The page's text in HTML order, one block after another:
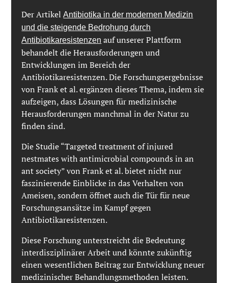
Der ArtikelAntibiotika in der modernen Medizin
und die steigende Bedrohung durch
Antibiotikaresistenzen auf unserer Plattform
behandelt die Herausforderungen und
Entwicklungen im Bereich der
Antibiotikaresistenzen. Die Forschungsergebnisse
von Frank et al. ergänzen dieses Thema, indem sie
aufzeigen, dass Lösungen für medizinische
Herausforderungen manchmal in der Natur zu
finden sind.
Die Studie “Targeted treatment of injured
nestmates with antimicrobial compounds in an
ant society” von Frank et al. bietet nicht nur
faszinierende Einblicke in das Verhalten von
Ameisen, sondern öffnet auch die Tür für neue
Forschungsansätze im Kampf gegen
Antibiotikaresistenzen.
Diese Forschung unterstreicht die Bedeutung
interdisziplinärer Arbeit und könnte zukünftig
einen wesentlichen Beitrag zur Entwicklung neuer
medizinischer Behandlungsmethoden leisten.